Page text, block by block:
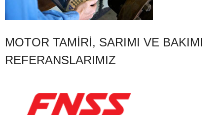
MOTOR TAMIRI, SARIMI VE BAKIMI
REFERANSLARIMIZ